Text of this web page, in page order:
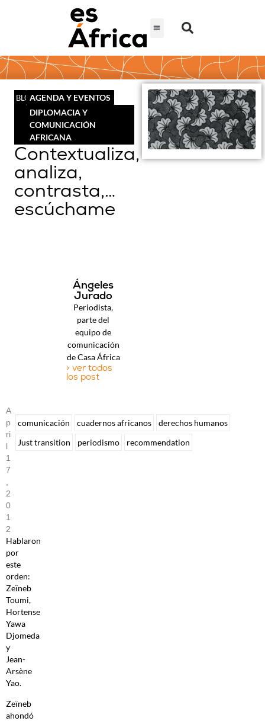
BLOGAGENDA Y EVENTOS
DIPLOMACIA Y
COMUNICACIÓN
AFRICANA
Contextualiza,
analiza,
contrasta,…
escúchame
Ángeles
Jurado
Periodista,
parte del
equipo de
comunicación
de Casa África
> ver todos
los post
A
P
Ri
L
1
7
2
0
1
2
Hablaron
por
este
orden:
Zeïneb
Toumi,
Hortense
Yawa
Djomeda
y
Jean-
Arsène
Yao.
Zeïneb
ahondó
comunicación cuadernos africanos
derechos humanos
Just transition
periodismo recommendation